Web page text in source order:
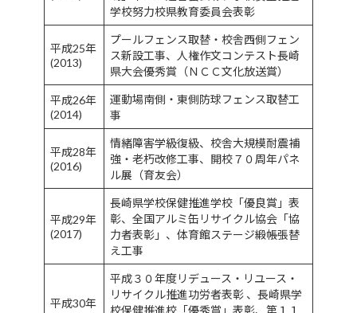
学校努力校県教育委員会表彰
平成25年
(2013)
プールフェンス取替・校舎西側フェン
ス新設工事、人権作文コンテスト長崎
県大会優秀賞（ＮＣＣ文化放送賞）
平成26年
(2014)
運動場南側・東側防球フェンス取替工
事
平成28年
(2016)
情緒障害学級復級、校舎大規模耐震補
強・老朽改修工事、開校７０周年パネ
ル展（育友会）
平成29年
(2017)
長崎県学校保健推進学校「優良賞」表
彰、全国アルミ缶リサイクル協会「協
力者表彰」、体育館ステージ緞帳張替
え工事
平成30年
平成３０年度リデュース・リユース・
リサイクル推進功労者表彰 、長崎県学